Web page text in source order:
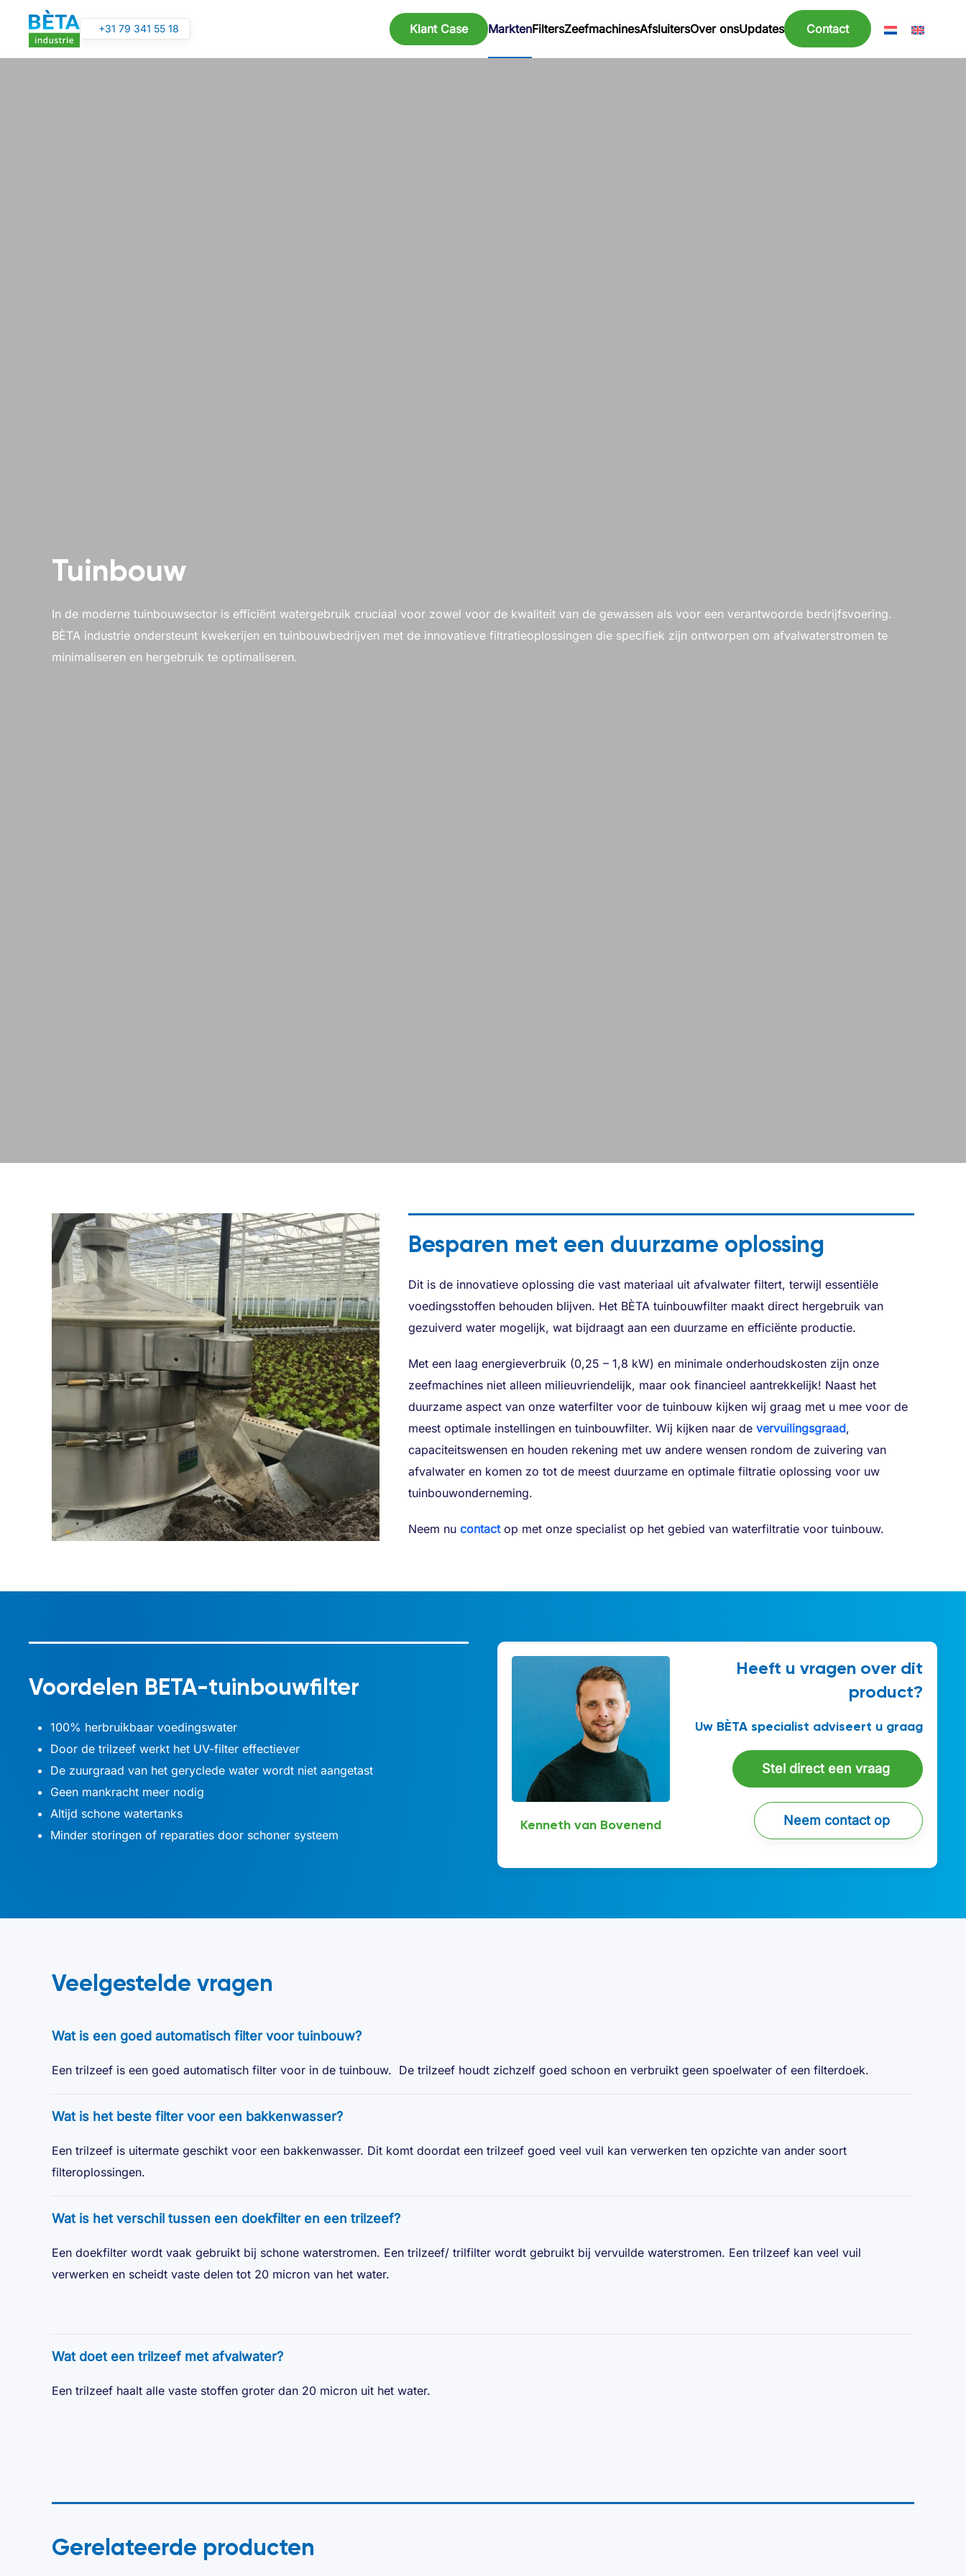
Overslaan en naar de inhoud gaan
+31 79 341 55 18 Klant Case MarktenFiltersZeefmachinesAfsluitersOver onsUpdates Contact
Tuinbouw
In de moderne tuinbouwsector is efficiënt watergebruik cruciaal voor zowel voor de kwaliteit van de gewassen als voor een verantwoorde bedrijfsvoering.
BÈTA industrie ondersteunt kwekerijen en tuinbouwbedrijven met de innovatieve filtratieoplossingen die specifiek zijn ontworpen om afvalwaterstromen te
minimaliseren en hergebruik te optimaliseren.
Besparen met een duurzame oplossing
Dit is de innovatieve oplossing die vast materiaal uit afvalwater filtert, terwijl essentiële
voedingsstoffen behouden blijven. Het BÈTA tuinbouwfilter maakt direct hergebruik van
gezuiverd water mogelijk, wat bijdraagt aan een duurzame en efficiënte productie.
Met een laag energieverbruik (0,25 – 1,8 kW) en minimale onderhoudskosten zijn onze
zeefmachines niet alleen milieuvriendelijk, maar ook financieel aantrekkelijk! Naast het
duurzame aspect van onze waterfilter voor de tuinbouw kijken wij graag met u mee voor de
meest optimale instellingen en tuinbouwfilter. Wij kijken naar de vervuilingsgraad,
capaciteitswensen en houden rekening met uw andere wensen rondom de zuivering van
afvalwater en komen zo tot de meest duurzame en optimale filtratie oplossing voor uw
tuinbouwonderneming.
Neem nu contact op met onze specialist op het gebied van waterfiltratie voor tuinbouw.
Voordelen BETA-tuinbouwfilter
100% herbruikbaar voedingswater
Door de trilzeef werkt het UV-filter effectiever
De zuurgraad van het geryclede water wordt niet aangetast
Geen mankracht meer nodig
Altijd schone watertanks
Minder storingen of reparaties door schoner systeem
Kenneth van Bovenend
Heeft u vragen over dit
product?
Uw BÈTA specialist adviseert u graag
Stel direct een vraag
Neem contact op
Veelgestelde vragen
Wat is een goed automatisch filter voor tuinbouw?
Een trilzeef is een goed automatisch filter voor in de tuinbouw. De trilzeef houdt zichzelf goed schoon en verbruikt geen spoelwater of een filterdoek.
Wat is het beste filter voor een bakkenwasser?
Een trilzeef is uitermate geschikt voor een bakkenwasser. Dit komt doordat een trilzeef goed veel vuil kan verwerken ten opzichte van ander soort
filteroplossingen.
Wat is het verschil tussen een doekfilter en een trilzeef?
Een doekfilter wordt vaak gebruikt bij schone waterstromen. Een trilzeef/ trilfilter wordt gebruikt bij vervuilde waterstromen. Een trilzeef kan veel vuil
verwerken en scheidt vaste delen tot 20 micron van het water.
Wat doet een trilzeef met afvalwater?
Een trilzeef haalt alle vaste stoffen groter dan 20 micron uit het water.
Gerelateerde producten